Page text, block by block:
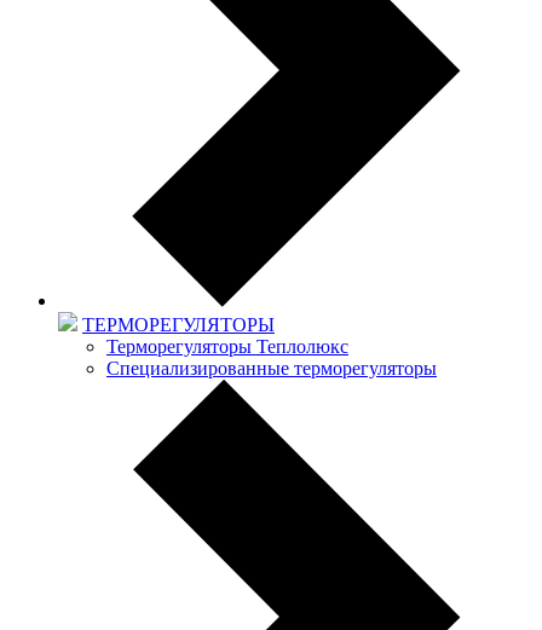
ТЕРМОРЕГУЛЯТОРЫ
Терморегуляторы Теплолюкс
Специализированные терморегуляторы